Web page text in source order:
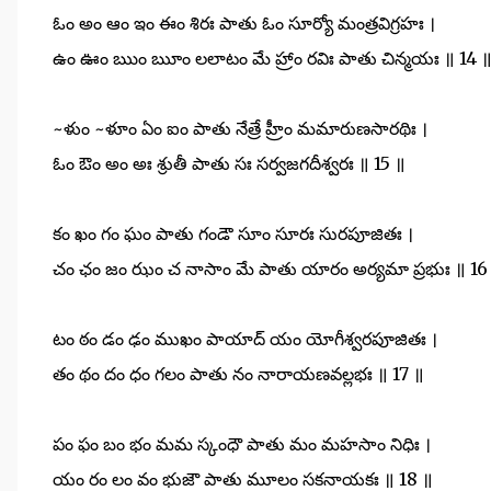
ఓం అం ఆం ఇం ఈం శిరః పాతు ఓం సూర్యో మంత్రవిగ్రహః ।
ఉం ఊం ఋం ౠం లలాటం మే హ్రాం రవిః పాతు చిన్మయః ॥ 14 ॥
~ళుం ~ళూం ఏం ఐం పాతు నేత్రే హ్రీం మమారుణసారథిః ।
ఓం ఔం అం అః శ్రుతీ పాతు సః సర్వజగదీశ్వరః ॥ 15 ॥
కం ఖం గం ఘం పాతు గండౌ సూం సూరః సురపూజితః ।
చం ఛం జం ఝం చ నాసాం మే పాతు యారం అర్యమా ప్రభుః ॥ 16
టం ఠం డం ఢం ముఖం పాయాద్ యం యోగీశ్వరపూజితః ।
తం థం దం ధం గలం పాతు నం నారాయణవల్లభః ॥ 17 ॥
పం ఫం బం భం మమ స్కంధౌ పాతు మం మహసాం నిధిః ।
యం రం లం వం భుజౌ పాతు మూలం సకనాయకః ॥ 18 ॥